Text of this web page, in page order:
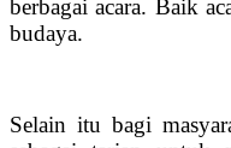
berbagai acara. Baik
budaya.
Selain itu bagi